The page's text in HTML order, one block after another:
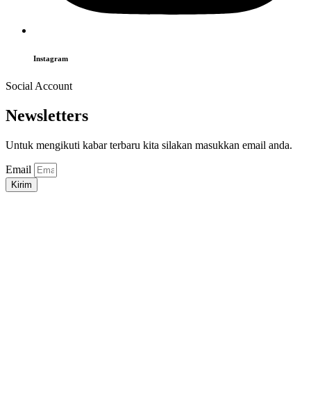
Instagram
Social Account
Newsletters
Untuk mengikuti kabar terbaru kita silakan masukkan email anda.
Email
Kirim